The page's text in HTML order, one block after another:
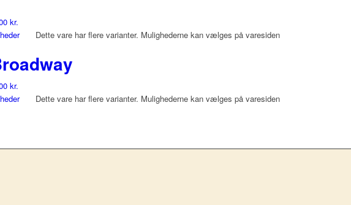
kr.
Dette vare har flere varianter. Mulighederne kan vælges på varesiden
kr.
Dette vare har flere varianter. Mulighederne kan vælges på varesiden